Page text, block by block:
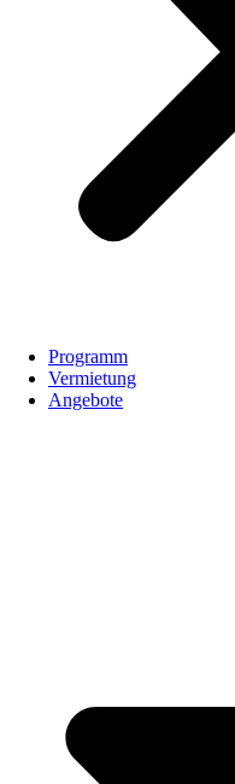
Programm
Vermietung
Angebote